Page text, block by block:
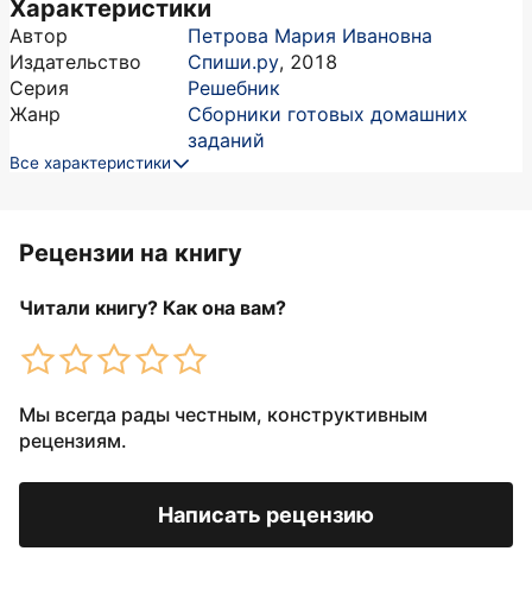
Характеристики
Автор
Петрова Мария Ивановна
Издательство
Спиши.ру, 2018
Серия
Решебник
Жанр
Сборники готовых домашних
заданий
Все характеристики
Рецензии на книгу
Читали книгу? Как она вам?
Мы всегда рады честным, конструктивным
рецензиям.
Написать рецензию